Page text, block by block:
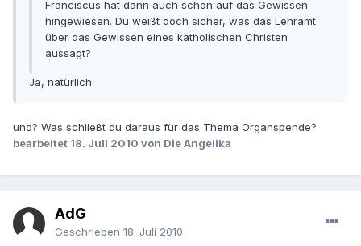
Franciscus hat dann auch schon auf das Gewissen
hingewiesen. Du weißt doch sicher, was das Lehramt
über das Gewissen eines katholischen Christen
aussagt?
Ja, natürlich.
und? Was schließt du daraus für das Thema Organspende?
bearbeitet 18. Juli 2010 von Die Angelika
AdG
Geschrieben 18. Juli 2010